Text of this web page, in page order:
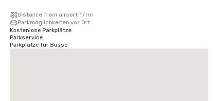
Der Harry Reid International Airport (LAS) bietet Nonstop-
Verbindungen zu mehr als 170 Zielen in den USA und im Ausland und
verbindet Las Vegas mit wichtigen Märkten in Nordamerika, Europa,
Asien und Lateinamerika.
Distance from airport 17 mi
Parkmöglichkeiten vor Ort
Kostenlose Parkplätze
Parkservice
Parkplätze für Busse